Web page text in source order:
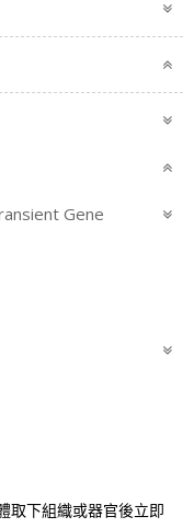
Gene
取下組織或器官後立即